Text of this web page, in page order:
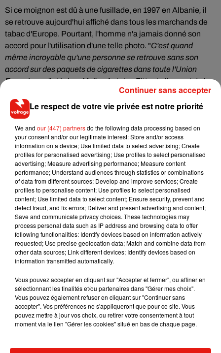
Si ce moignon est dû à une fusillade, en 1997 en Albanie, il
se retrouve aujourd'hui affiché dans tous les marchands de
tabac d'Europe. Pourtant, l'homme n'a jamais donné son
accord pour l'utilisation d'une telle photo. "C'est quand
même incroyable qu'une personne se retrouve sans son
accord sur des paquets de cigarettes dans toute l'Union
Européenne", déplore Maître Antoine Fittante l'avocat de la
victime qui se dit choqué car cette amputation n'a
absolument rien à voir avec un problème lié au tabac.
Depuis tout ça, mon père n’a plus confiance dans le corps
médical. Il a vécu ça comme une trahison. C’est blessant"
témoigne un de ses enfants.
Face à cet incident, l'avocat de la victime a expressément
demandé des explications à l'hôpital mais aussi à la
Commission européenne, qui choisit les photos qui seront
diffusées sur les paquets de cigarettes et dont la
responsabilité semble bel et bien engagée.
Musique
7 août 2026
RÜFÜS DU SOL annonce un nouvel
album après sa tournée mondiale
Le respect de votre vie privée est notre priorité
We and our (447) partnersdo the following data processing based on
your consent and/or our legitimate interest: Store and/or access
information on a device; Use limited data to select advertising; Create
profiles for personalised advertising; Use profiles to select personalised
advertising; Measure advertising performance; Measure content
performance; Understand audiences through statistics or combinations
of data from different sources; Develop and improve services; Create
profiles to personalise content; Use profiles to select personalised
content; Use limited data to select content; Ensure security, prevent and
detect fraud, and fix errors; Deliver and present advertising and content;
Save and communicate privacy choices. These technologies may
process personal data such as IP address and browsing data to offer
following functionalities: Identify devices based on information actively
requested; Use precise geolocation data; Match and combine data from
other data sources; Link different devices; Identify devices based on
information transmitted automatically.
Vous pouvez accepter en cliquant sur "Accepter et fermer", ou affiner en
sélectionnant les finalités et/ou partenaires dans "Gérer mes choix".
Vous pouvez également refuser en cliquant sur "Continuer sans
accepter". Vos préférences ne s'appliqueront que pour ce site. Vous
pouvez mettre à jour vos choix, ou retirer votre consentement à tout
moment via le lien "Gérer les cookies" situé en bas de chaque page.
Continuer sans accepter